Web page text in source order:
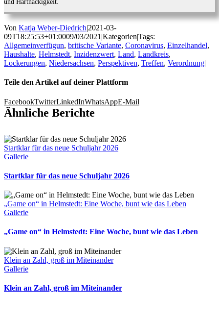
und Hartnäckigkeit.
Von Katja Weber-Diedrich|2021-03-
09T18:25:53+01:0009/03/2021 |Kategorien|Tags:
Allgemeinverfügun, britische Variante, Coronavirus, Einzelhandel,
Haushalte, Helmstedt, Inzidenzwert, Land, Landkreis,
Lockerungen, Niedersachsen, Perspektiven, Treffen, Verordnung|
Teile den Artikel auf deiner Plattform
FacebookTwitterLinkedInWhatsAppE-Mail
Ähnliche Berichte
Startklar für das neue Schuljahr 2026
Gallerie
Startklar für das neue Schuljahr 2026
„Game on“ in Helmstedt: Eine Woche, bunt wie das Leben
Gallerie
„Game on“ in Helmstedt: Eine Woche, bunt wie das Leben
Klein an Zahl, groß im Miteinander
Gallerie
Klein an Zahl, groß im Miteinander